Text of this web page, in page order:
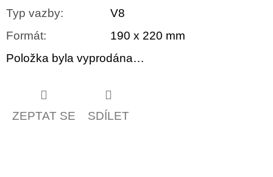
Typ vazby:
V8
Formát:
190 x 220 mm
Položka byla vyprodána…
ZEPTAT SE SDÍLET